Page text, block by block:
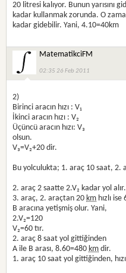
20 litresi kalıyor. Bunun yarısını
kadar kullanmak zorunda. O
kadar gidebilir. Yani, 4.10=40km
MatematikciFM
02:35 26 Feb 2011
2)
Birinci aracın hızı : V₁
İkinci aracın hızı : V₂
Üçüncü aracın hızı: V₃
olsun.
V₃=V₂+20 dir.
Bu yolculukta; 1. araç 10 saat, 2.
2. araç 2 saatte 2.V₂ kadar yol alır.
3. araç, 2. araçtan 20 km hızlı
B aracına yetişmiş olur. Yani,
2.V₂=120
V₂=60 tır.
2. araç 8 saat yol gittiğinden
A ile B arası, 8.60=480 km dir.
1. araç 10 saat yol gittiğinden,